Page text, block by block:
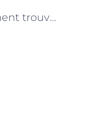
Comment trouver une garde d’enfants à domicile de confiance à Paris